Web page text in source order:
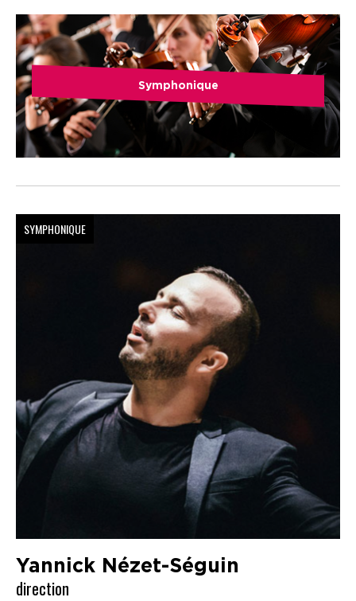
Symphonique
SYMPHONIQUE
Yannick Nézet-Séguin
direction